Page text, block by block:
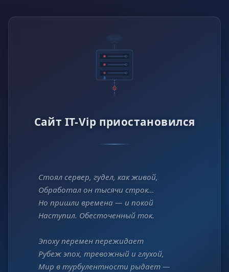
Сайт IT-Vip приостановился
Стоял сервер, гудел, как живой,
Обработал он тысячи строк…
Но пришли времена — и покой
Наступил. Обесточенный ток.
Эпоху перемен пережидает
Рубеж эпох, тревожный и глухой,
Мир в турбулентности рыдает —